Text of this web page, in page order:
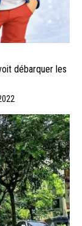
débarquer les